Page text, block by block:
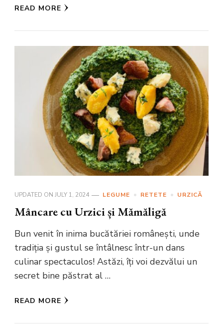
READ MORE
UPDATED ON JULY 1, 2024 LEGUME RETETE URZICĂ
Mâncare cu Urzici și Mămăligă
Bun venit în inima bucătăriei românești, unde
tradiția și gustul se întâlnesc într-un dans
culinar spectaculos! Astăzi, îți voi dezvălui un
secret bine păstrat al …
READ MORE